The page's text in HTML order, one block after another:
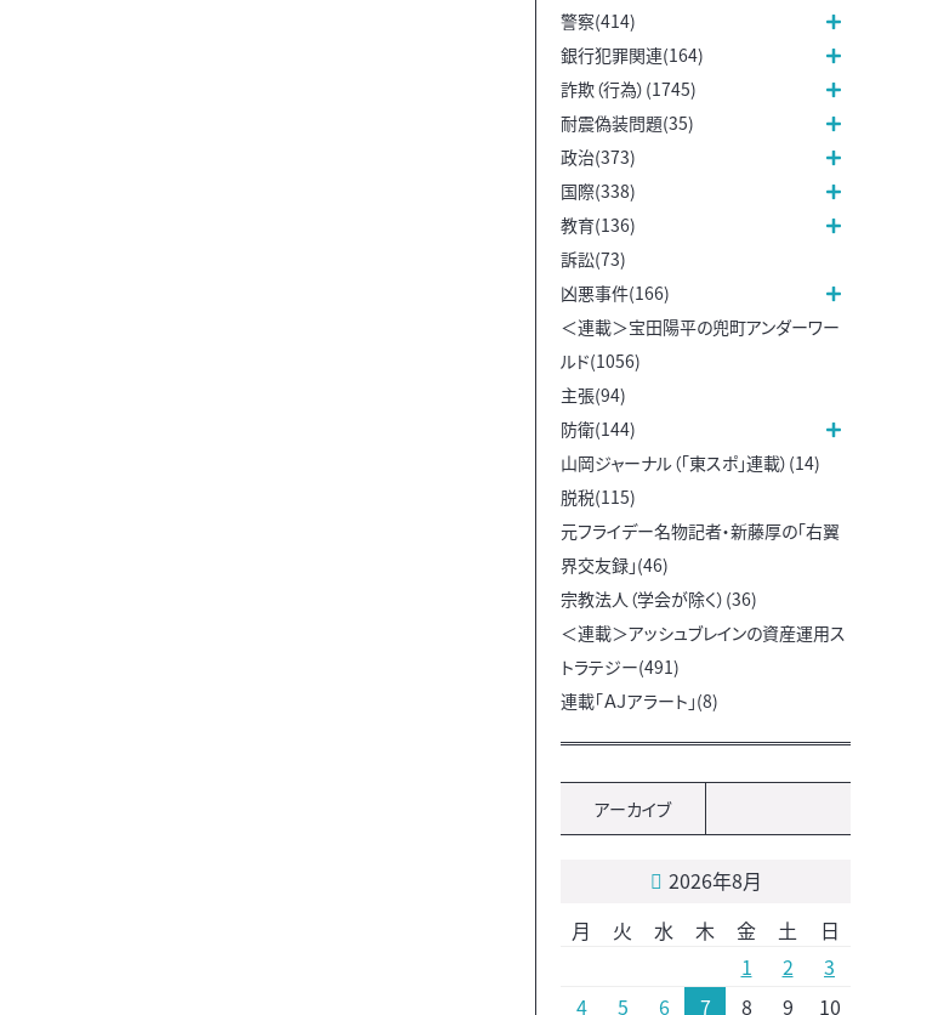
警察(414)
銀行犯罪関連(164)
詐欺（行為）(1745)
耐震偽装問題(35)
政治(373)
国際(338)
教育(136)
訴訟(73)
凶悪事件(166)
＜連載＞宝田陽平の兜町アンダーワー
ルド(1056)
主張(94)
防衛(144)
山岡ジャーナル（「東スポ」連載）(14)
脱税(115)
元フライデー名物記者・新藤厚の「右翼
界交友録」(46)
宗教法人（学会が除く）(36)
＜連載＞アッシュブレインの資産運用ス
トラテジー(491)
連載「ＡＪアラート」(8)
アーカイブ
2026年8月
月
火 水 木 金 土
日
1
2
3
4
5 6 7 8 9 10